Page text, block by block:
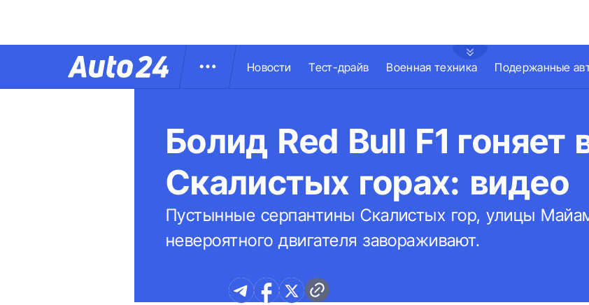
Новости Тест-драйв Военная техника Подержанные
Болид Red Bull F1 гоняет
Скалистых горах: видео
Пустынные серпантины Скалистых гор, улицы
невероятного двигателя завораживают.